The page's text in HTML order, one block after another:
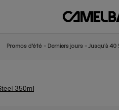
Promos d'été - Derniers jours - Jusqu'à 40
350ml